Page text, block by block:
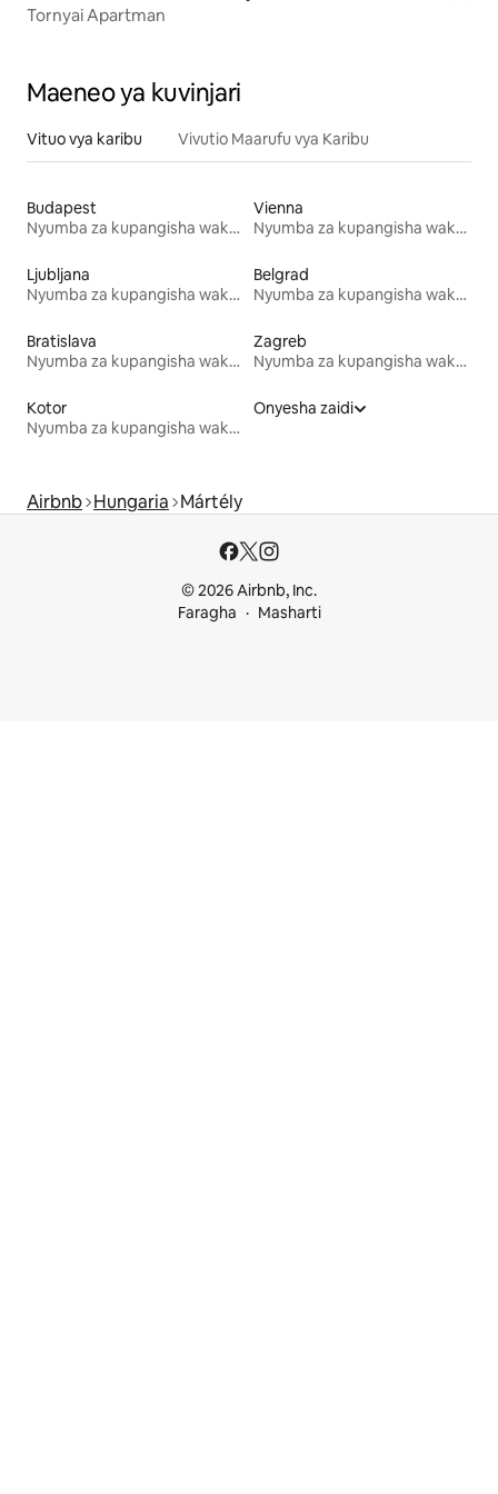
Tornyai Apartman
Maeneo ya kuvinjari
Vituo vya karibu Vivutio Maarufu vya Karibu
Budapest
Nyumba za kupangisha wakati wa likizo
Vienna
Nyumba za kupangisha wakati wa likizo
Ljubljana
Nyumba za kupangisha wakati wa likizo
Belgrad
Nyumba za kupangisha wakati wa likizo
Bratislava
Nyumba za kupangisha wakati wa likizo
Zagreb
Nyumba za kupangisha wakati wa likizo
Kotor
Nyumba za kupangisha wakati wa likizo
Onyesha zaidi
Airbnb Hungaria Mártély
© 2026 Airbnb, Inc.
Faragha
Masharti